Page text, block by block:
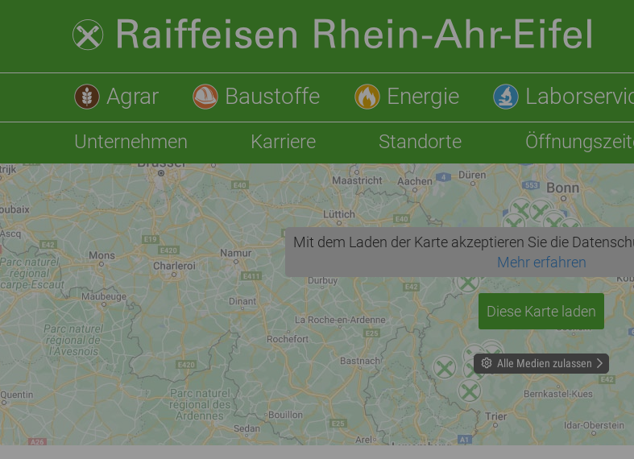
Agrar Baustoffe Energie
Unternehmen Karriere Standorte
Mit dem Laden der Karte akzeptieren Sie die
Mehr erfahren
Diese Karte laden
Alle Medien zulassen